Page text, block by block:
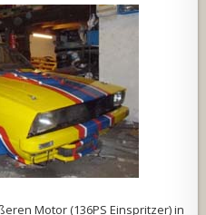
Motor (136PS Einspritzer) in